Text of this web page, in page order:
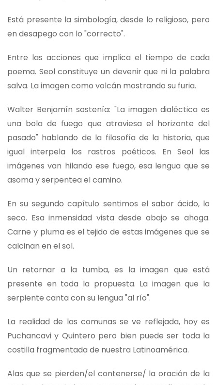
Está presente la simbología, desde lo religioso, pero
en desapego con lo "correcto".
Entre las acciones que implica el tiempo de cada
poema. Seol constituye un devenir que ni la palabra
salva. La imagen como volcán mostrando su furia.
Walter Benjamín sostenía: "La imagen dialéctica es
una bola de fuego que atraviesa el horizonte del
pasado" hablando de la filosofía de la historia, que
igual interpela los rastros poéticos. En Seol las
imágenes van hilando ese fuego, esa lengua que se
asoma y serpentea el camino.
En su segundo capítulo sentimos el sabor ácido, lo
seco. Esa inmensidad vista desde abajo se ahoga.
Carne y pluma es el tejido de estas imágenes que se
calcinan en el sol.
Un retornar a la tumba, es la imagen que está
presente en toda la propuesta. La imagen que la
serpiente canta con su lengua "al río".
La realidad de las comunas se ve reflejada, hoy es
Puchancavi y Quintero pero bien puede ser toda la
costilla fragmentada de nuestra Latinoamérica.
Alas que se pierden/el contenerse/ la oración de la